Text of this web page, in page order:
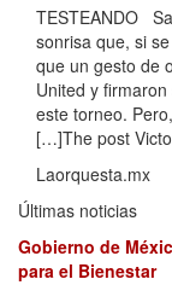
TESTEANDO
sonrisa que, si
que un gesto de
United y
este torneo.
[…]The post
Laorquesta.mx
Últimas noticias
Gobierno de
para el Bienestar